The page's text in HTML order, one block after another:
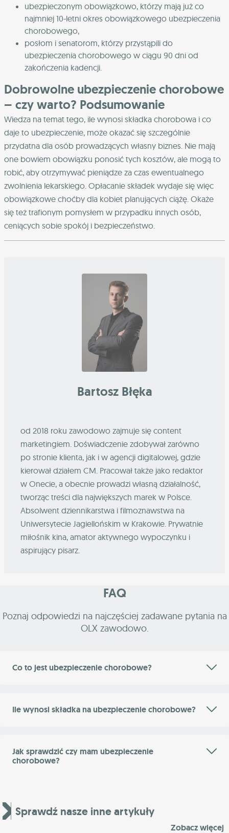
ubezpieczonym obowiązkowo, którzy mają już co
najmniej 10-letni okres obowiązkowego ubezpieczenia
chorobowego,
posłom i senatorom, którzy przystąpili do
ubezpieczenia chorobowego w ciągu 90 dni od
zakończenia kadencji.
Dobrowolne ubezpieczenie chorobowe
– czy warto? Podsumowanie
Wiedza na temat tego, ile wynosi składka chorobowa i co
daje to ubezpieczenie, może okazać się szczególnie
przydatna dla osób prowadzących własny biznes. Nie mają
one bowiem obowiązku ponosić tych kosztów, ale mogą to
robić, aby otrzymywać pieniądze za czas ewentualnego
zwolnienia lekarskiego. Opłacanie składek wydaje się więc
obowiązkowe choćby dla kobiet planujących ciążę. Okaże
się też trafionym pomysłem w przypadku innych osób,
ceniących sobie spokój i bezpieczeństwo.
Bartosz Błęka
od 2018 roku zawodowo zajmuje się content
marketingiem. Doświadczenie zdobywał zarówno
po stronie klienta, jak i w agencji digitalowej, gdzie
kierował działem CM. Pracował także jako redaktor
w Onecie, a obecnie prowadzi własną działalność,
tworząc treści dla największych marek w Polsce.
Absolwent dziennikarstwa i filmoznawstwa na
Uniwersytecie Jagiellońskim w Krakowie. Prywatnie
miłośnik kina, amator aktywnego wypoczynku i
aspirujący pisarz.
FAQ
Poznaj odpowiedzi na najczęściej zadawane pytania na
OLX zawodowo.
Co to jest ubezpieczenie chorobowe?
Ile wynosi składka na ubezpieczenie chorobowe?
Jak sprawdzić czy mam ubezpieczenie
chorobowe?
Sprawdź nasze inne artykuły
Zobacz więcej